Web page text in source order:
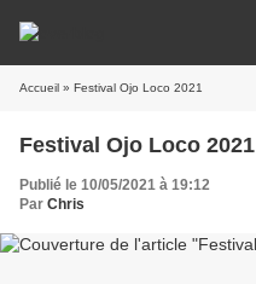
Accueil » Festival Ojo Loco 2021
Festival Ojo Loco 2021
Publié le 10/05/2021 à 19:12
Par Chris